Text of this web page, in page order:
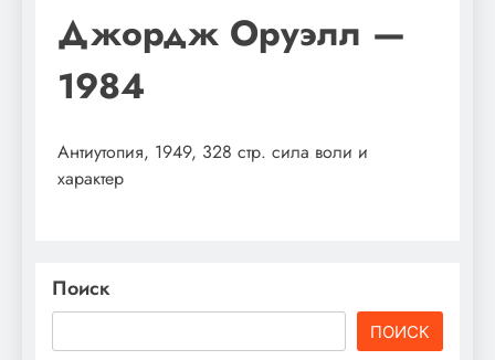
Джордж Оруэлл —
1984
Антиутопия, 1949, 328 стр. сила воли и
характер
Поиск
ПОИСК